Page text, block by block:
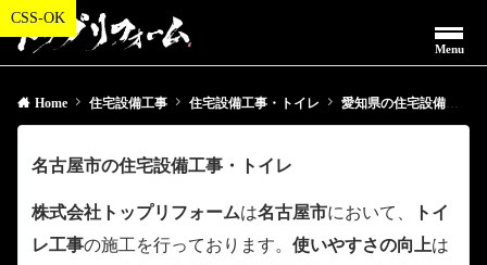
Menu
Home 住宅設備工事 住宅設備工事・トイレ 愛知県の住宅設備工事・トイレ
名古屋市の住宅設備工事・トイレ
株式会社トップリフォームは名古屋市において、
トイ
レ工事の施工を行っております。 使いやすさの向上は